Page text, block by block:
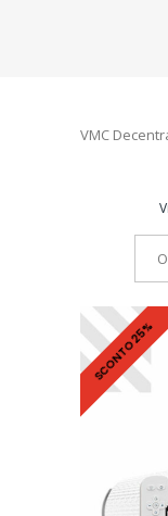
VMC
SCONTO 25%